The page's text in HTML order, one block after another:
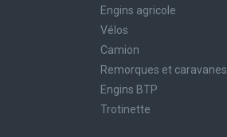
Engins agricole
Vélos
Camion
Remorques et caravanes
Engins BTP
Trotinette